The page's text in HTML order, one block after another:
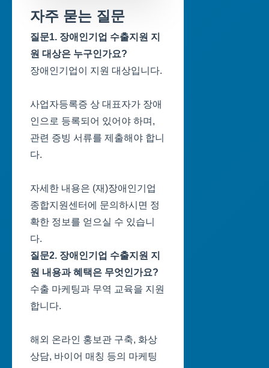
자주 묻는 질문
질문1. 장애인기업 수출지원 지
원 대상은 누구인가요?
장애인기업이 지원 대상입니다.
사업자등록증 상 대표자가 장애
인으로 등록되어 있어야 하며,
관련 증빙 서류를 제출해야 합니
다.
자세한 내용은 (재)장애인기업
종합지원센터에 문의하시면 정
확한 정보를 얻으실 수 있습니
다.
질문2. 장애인기업 수출지원 지
원 내용과 혜택은 무엇인가요?
수출 마케팅과 무역 교육을 지원
합니다.
해외 온라인 홍보관 구축, 화상
상담, 바이어 매칭 등의 마케팅